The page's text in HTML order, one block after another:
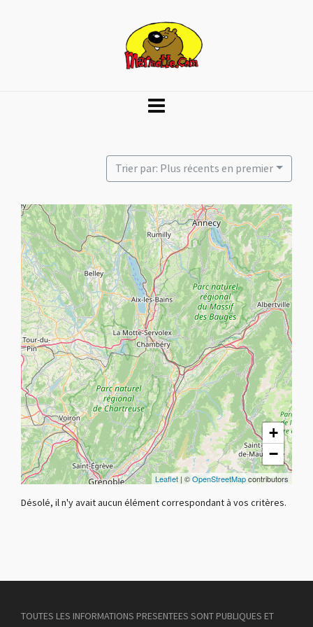
Trier par: Plus récents en premier
Désolé, il n'y avait aucun élément correspondant à vos critères.
+
−
Leaflet | ©OpenStreetMapcontributors
TOUTES LES INFORMATIONS PRESENTEES SONT PUBLIQUES ET